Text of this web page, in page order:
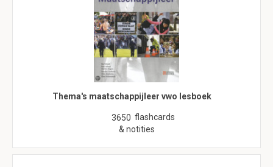
Thema's maatschappijleer vwo lesboek
3650 flashcards
& notities